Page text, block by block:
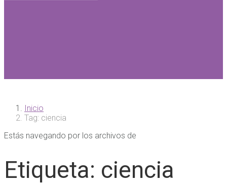
Inicio
Tag: ciencia
Estás navegando por los archivos de
Etiqueta: ciencia